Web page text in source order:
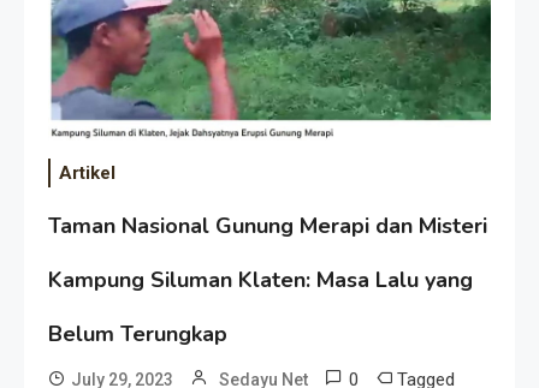
Artikel
Taman Nasional Gunung Merapi dan Misteri
Kampung Siluman Klaten: Masa Lalu yang
Belum Terungkap
July 29, 2023 Sedayu Net 0 Tagged